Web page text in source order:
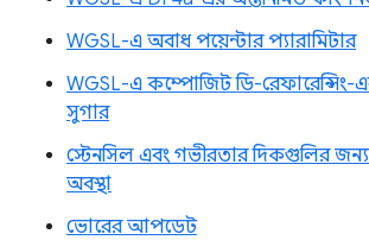
WGSL-এ অবাধ পয়েন্টার প্যারামিটার
WGSL-এ কম্পোজিট ডি-রেফারেন্সিং-
সুগার
স্টেনসিল এবং গভীরতার দিকগুলির
অবস্থা
ভোরের আপডেট